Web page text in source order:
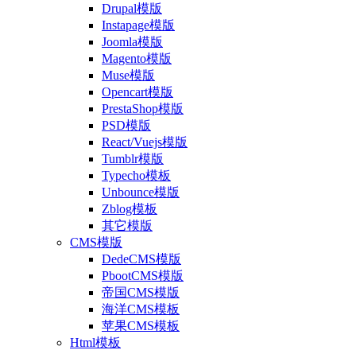
Drupal模版
Instapage模版
Joomla模版
Magento模版
Muse模版
Opencart模版
PrestaShop模版
PSD模版
React/Vuejs模版
Tumblr模版
Typecho模板
Unbounce模版
Zblog模板
其它模版
CMS模版
DedeCMS模版
PbootCMS模版
帝国CMS模版
海洋CMS模板
苹果CMS模板
Html模板